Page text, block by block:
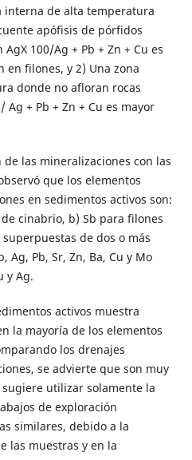
interna de alta temperatura
apófisis de pórfidos
100/Ag + Pb + Zn + Cu es
en filones, y 2) Una zona
donde no afloran rocas
Ag + Pb + Zn + Cu es mayor
las mineralizaciones con las
que los elementos
en sedimentos activos son:
cinabrio, b) Sb para filones
de dos o más
Ag, Pb, Sr, Zn, Ba, Cu y Mo
y Ag.
activos muestra
la mayoría de los elementos
los drenajes
se advierte que son muy
utilizar solamente la
de exploración
similares, debido a la
las muestras y en la